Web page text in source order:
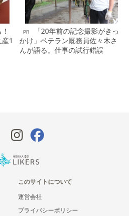
1
PR
「20年前の記念撮影がきっ
かけ」ベテラン厩務員佐々木さ
んが語る。仕事の試行錯誤
このサイトについて
運営会社
プライバシーポリシー